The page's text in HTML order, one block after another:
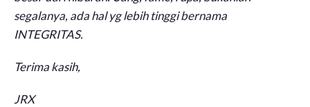
segalanya, ada hal yg lebih tinggi bernama
INTEGRITAS.
Terima kasih,
JRX